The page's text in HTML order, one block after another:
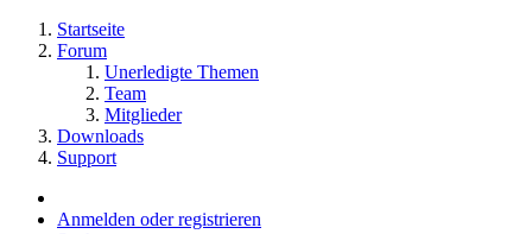
Startseite
Forum
Unerledigte Themen
Team
Mitglieder
Downloads
Support
Anmelden oder registrieren